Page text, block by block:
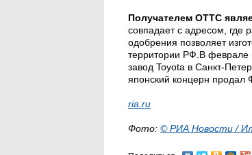
Получателем ОТТС
совпадает с адресом, где
одобрения позволяет
территории РФ.В феврале
завод Toyota в Санкт-
японский концерн продал
ria.ru
Фото: © РИА Новости /